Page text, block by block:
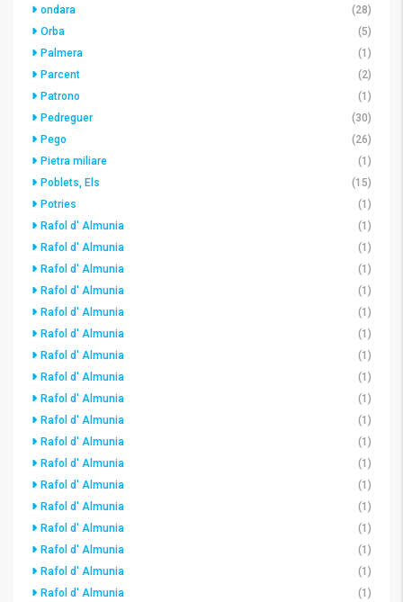
ondara
(28)
Orba
(5)
Palmera
(1)
Parcent
(2)
Patrono
(1)
Pedreguer
(30)
Pego
(26)
Pietra miliare
(1)
Poblets, Els
(15)
Potries
(1)
Rafol d' Almunia
(1)
Rafol d' Almunia
(1)
Rafol d' Almunia
(1)
Rafol d' Almunia
(1)
Rafol d' Almunia
(1)
Rafol d' Almunia
(1)
Rafol d' Almunia
(1)
Rafol d' Almunia
(1)
Rafol d' Almunia
(1)
Rafol d' Almunia
(1)
Rafol d' Almunia
(1)
Rafol d' Almunia
(1)
Rafol d' Almunia
(1)
Rafol d' Almunia
(1)
Rafol d' Almunia
(1)
Rafol d' Almunia
(1)
Rafol d' Almunia
(1)
Rafol d' Almunia
(1)